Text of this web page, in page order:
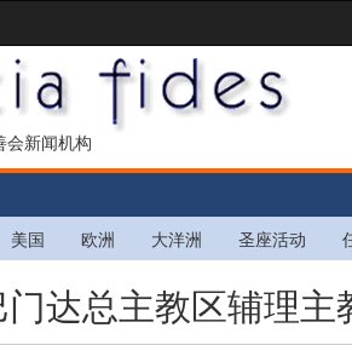
会新闻机构
美国 欧洲 大洋洲 圣座活动
达总主教区辅理主